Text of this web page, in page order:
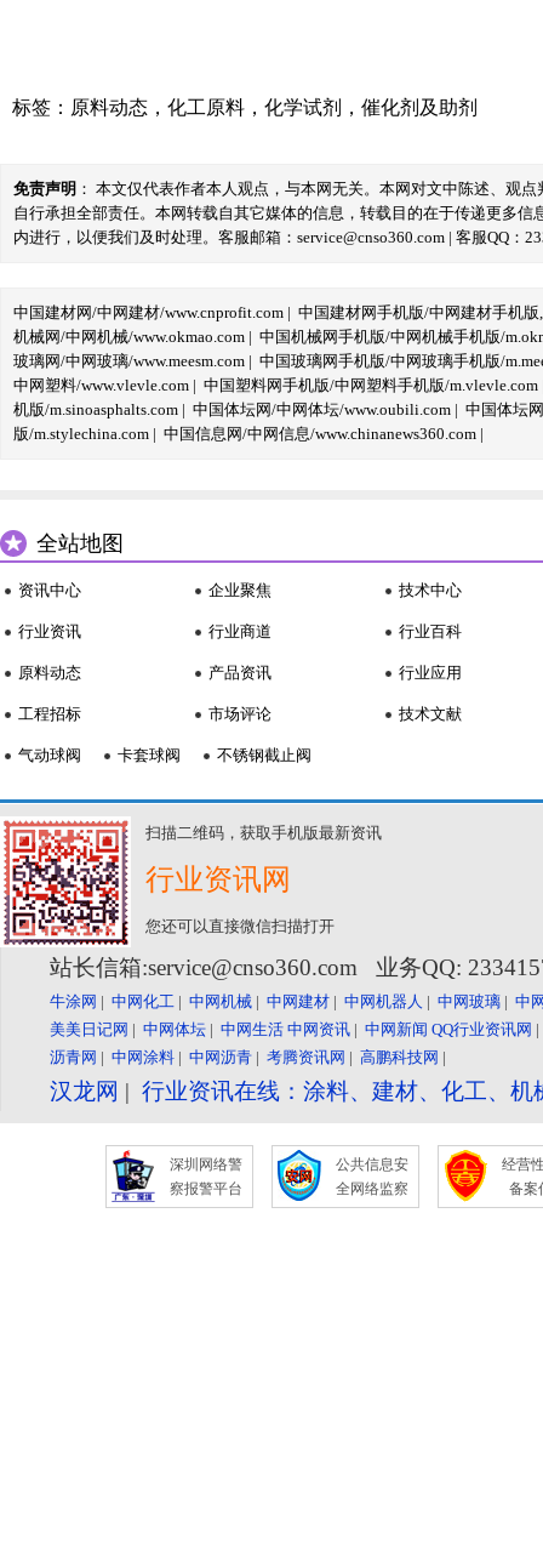
标签： 原料动态 ， 化工原料 ， 化学试剂 ， 催化剂及助剂
免责声明 ： 本文仅代表作者本人观点，与本网无关。本网对文中陈述、观
自行承担全部责任。本网转载自其它媒体的信息，转载目的在于传递更多
内进行，以便我们及时处理。客服邮箱：service@cnso360.com | 客服QQ：
中国建材网/中网建材/www.cnprofit.com | 中国建材网手机版/中网建材手机版
机械网/中网机械/www.okmao.com | 中国机械网手机版/中网机械手机版/
玻璃网/中网玻璃/www.meesm.com | 中国玻璃网手机版/中网玻璃手机版/
中网塑料/www.vlevle.com | 中国塑料网手机版/中网塑料手机版/m.vlevle.com
机版/m.sinoasphalts.com | 中国体坛网/中网体坛/www.oubili.com | 中国体坛
版/m.stylechina.com | 中国信息网/中网信息/www.chinanews360.com |
全站地图
资讯中心
行业资讯
原料动态
工程招标
企业聚焦
行业商道
产品资讯
市场评论
技术中心
行业百科
行业应用
技术文献
气动球阀 卡套球阀 不锈钢截止阀
扫描二维码，获取手机版最新资讯
行业资讯网
您还可以直接微信扫描打开
站长信箱:service@cnso360.com 业务QQ:
牛涂网 | 中网化工 | 中网机械 | 中网建材 | 中网机器人 | 中网玻璃 | 中
美美日记网 | 中网体坛 | 中网生活 中网资讯 | 中网新闻 QQ行业资讯网
沥青网 | 中网涂料 | 中网沥青 | 考腾资讯网 | 高鹏科技网 |
汉龙网 | 行业资讯在线：涂料、建材、化工、
深圳网络警
察报警平台
公共信息安
全网络监察
经营
备案